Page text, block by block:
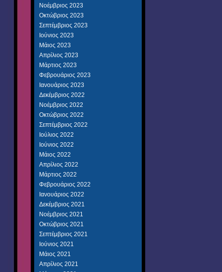
Νοέμβριος 2023
Οκτώβριος 2023
Σεπτέμβριος 2023
Ιούνιος 2023
Μάιος 2023
Απρίλιος 2023
Μάρτιος 2023
Φεβρουάριος 2023
Ιανουάριος 2023
Δεκέμβριος 2022
Νοέμβριος 2022
Οκτώβριος 2022
Σεπτέμβριος 2022
Ιούλιος 2022
Ιούνιος 2022
Μάιος 2022
Απρίλιος 2022
Μάρτιος 2022
Φεβρουάριος 2022
Ιανουάριος 2022
Δεκέμβριος 2021
Νοέμβριος 2021
Οκτώβριος 2021
Σεπτέμβριος 2021
Ιούνιος 2021
Μάιος 2021
Απρίλιος 2021